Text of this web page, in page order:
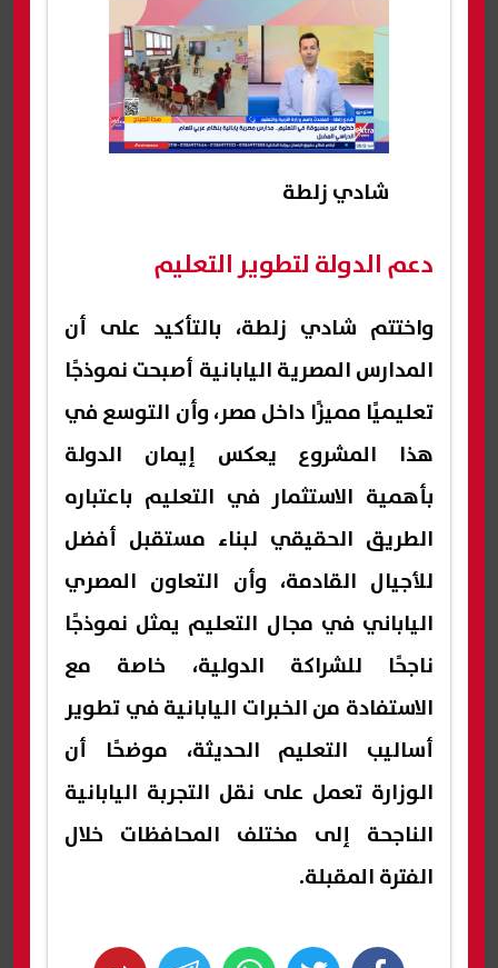
شادي زلطة
دعم الدولة لتطوير التعليم
واختتم شادي زلطة، بالتأكيد على أن
المدارس المصرية اليابانية أصبحت نموذجًا
تعليميًا مميزًا داخل مصر، وأن التوسع في
هذا المشروع يعكس إيمان الدولة
بأهمية الاستثمار في التعليم باعتباره
الطريق الحقيقي لبناء مستقبل أفضل
للأجيال القادمة، وأن التعاون المصري
الياباني في مجال التعليم يمثل نموذجًا
ناجحًا للشراكة الدولية، خاصة مع
الاستفادة من الخبرات اليابانية في تطوير
أساليب التعليم الحديثة، موضحًا أن
الوزارة تعمل على نقل التجربة اليابانية
الناجحة إلى مختلف المحافظات خلال
الفترة المقبلة.